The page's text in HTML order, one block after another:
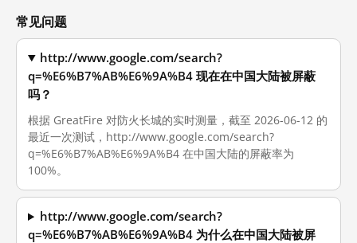
常见问题
http://www.google.com/search?
q=%E6%B7%AB%E6%9A%B4 现在在中国大陆被屏蔽
吗？
根据 GreatFire 对防火长城的实时测量，截至 2026-06-12 的
最近一次测试，http://www.google.com/search?
q=%E6%B7%AB%E6%9A%B4 在中国大陆的屏蔽率为
100%。
http://www.google.com/search?
q=%E6%B7%AB%E6%9A%B4 为什么在中国大陆被屏